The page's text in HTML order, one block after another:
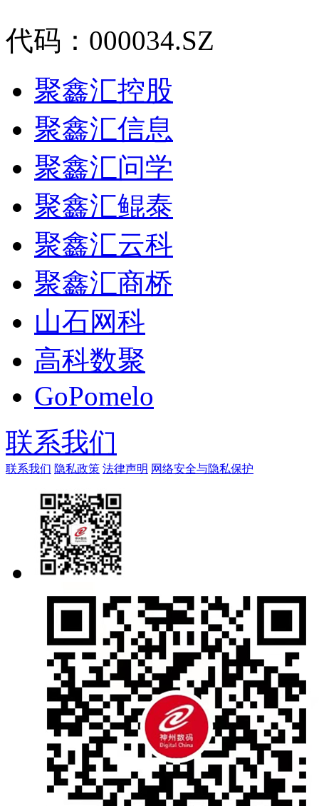
代码：000034.SZ
聚鑫汇控股
聚鑫汇信息
聚鑫汇问学
聚鑫汇鲲泰
聚鑫汇云科
聚鑫汇商桥
山石网科
高科数聚
GoPomelo
联系我们
联系我们 隐私政策 法律声明 网络安全与隐私保护